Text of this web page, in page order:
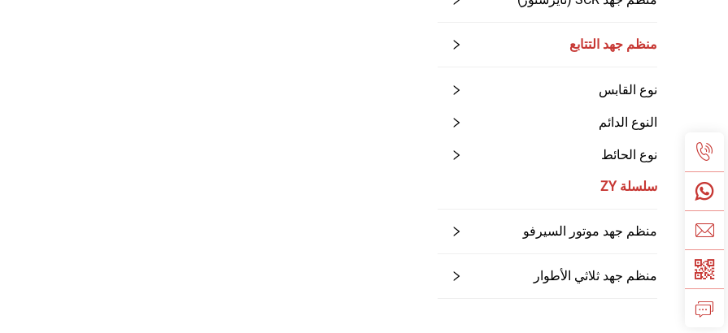
منظم جهد التتابع
نوع القابس
النوع الدائم
نوع الحائط
سلسلة ZY
منظم جهد موتور السيرفو
منظم جهد ثلاثي الأطوار